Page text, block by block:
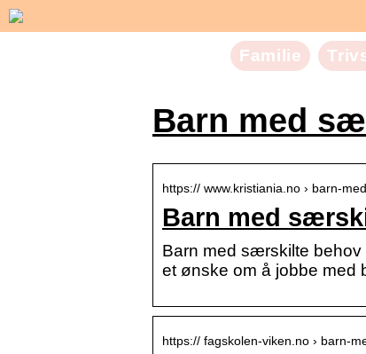
Familie
Barn med
https:// www.kristiania.no › barn-
Barn med
Barn med særskilte behov
et ønske om å jobbe med
https:// fagskolen-viken.no › barn-